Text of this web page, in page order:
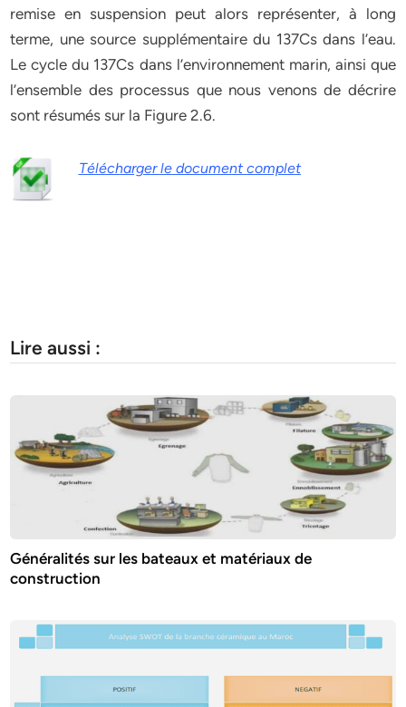
remise en suspension peut alors représenter, à long
terme, une source supplémentaire du 137Cs dans l’eau.
Le cycle du 137Cs dans l’environnement marin, ainsi que
l’ensemble des processus que nous venons de décrire
sont résumés sur la Figure 2.6.
Télécharger le document complet
Lire aussi :
Généralités sur les bateaux et matériaux de
construction